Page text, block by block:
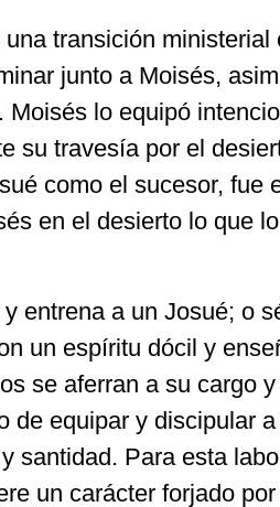
transición ministerial
junto a Moisés,
lo equipó
su travesía por el
como el sucesor, fue
en el desierto lo que
entrena a un Josué; o
un espíritu dócil y
se aferran a su cargo
de equipar y discipular
santidad. Para esta
un carácter forjado